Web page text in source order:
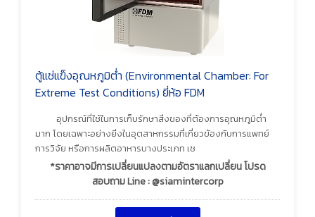
ตู้แช่แข็งอุณหภูมิต่ำ (Environmental Chamber: For
Extreme Test Conditions) ยี่ห้อ FDM
อุปกรณ์ที่ใช้ในการเก็บรักษาสิ่งของที่ต้องการอุณหภูมิต่ำ
มาก โดยเฉพาะอย่างยิ่งในอุตสาหกรรมที่เกี่ยวข้องกับการแพทย์
การวิจัย หรือการผลิตอาหารบางประเภท เช
*ราคาอาจมีการเปลี่ยนแปลงตามอัตราแลกเปลี่ยน โปรด
สอบถาม Line : @siamintercorp